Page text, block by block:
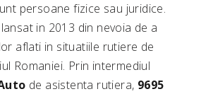
persoane fizice sau juridice.
in 2013 din nevoia de a
aflati in situatiile rutiere de
Romaniei. Prin intermediul
de asistenta rutiera, 9695